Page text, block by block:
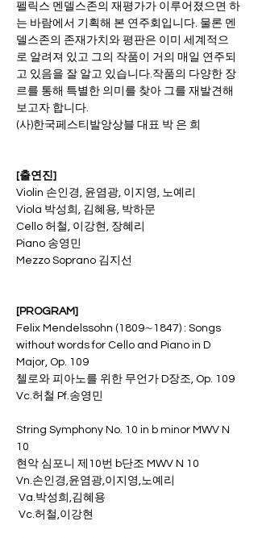
펠릭스 멘델스존의 재평가가 이루어졌으면 하
는 바람에서 기획해 본 연주회입니다. 물론 멘
델스존의 존재가치와 평판은 이미 세계적으
로 알려져 있고 그의 작품이 거의 매일 연주되
고 있음을 잘 알고 있습니다.작품의 다양한 장
르를 통해 특별한 의미를 찾아 그를 재발견해
보고자 합니다.
(사)한국페스티발앙상블 대표 박 은 희
[출연진]
Violin 손인경, 윤염광, 이지영, 노예리
Viola 박성희, 김혜용, 박하문
Cello 허철, 이강현, 장혜리
Piano 송영민
Mezzo Soprano 김지선
[PROGRAM]
Felix Mendelssohn (1809∼1847) : Songs
without words for Cello and Piano in D
Major, Op. 109
첼로와 피아노를 위한 무언가 D장조, Op. 109
Vc.허철 Pf.송영민
String Symphony No. 10 in b minor MWV N
10
현악 심포니 제10번 b단조 MWV N 10
Vn.손인경,윤염광,이지영,노예리
Va.박성희,김혜용
Vc.허철,이강현